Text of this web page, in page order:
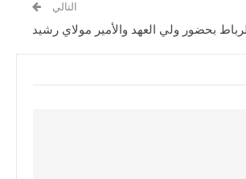
التالي
بحضور ولي العهد والأمير مولاي رشيد